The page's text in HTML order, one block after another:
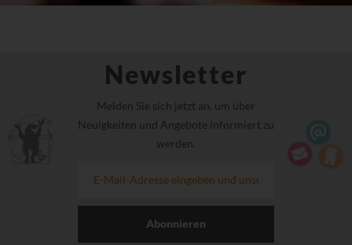
Newsletter
Melden Sie sich jetzt an, um über
Neuigkeiten und Angebote informiert zu
werden.
Abonnieren